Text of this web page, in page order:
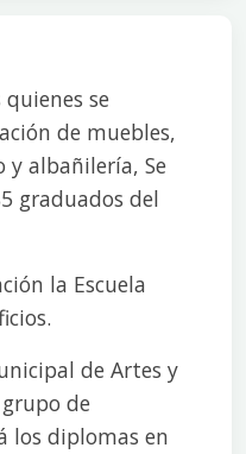
se
de muebles,
albañilería, Se
graduados del
la Escuela
de Artes y
de
los diplomas en